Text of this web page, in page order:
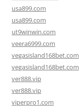
usa899.com
usa899.com
ut9winwin.com
veera6999.com
vegasisland168bet.com
vegasisland168bet.com
ver888.vip
ver888.vip
viperpro1.com